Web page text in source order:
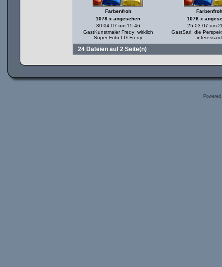
Farbenfroh
1078 x angesehen
30.04.07 um 15:46
GastKunstmaler Fredy: wirklich
Super Foto LG Fredy
Farbenfroh
1078 x
25.03.07 um
GastSari: die
interessant
24 Dateien auf 2 Seite(n)